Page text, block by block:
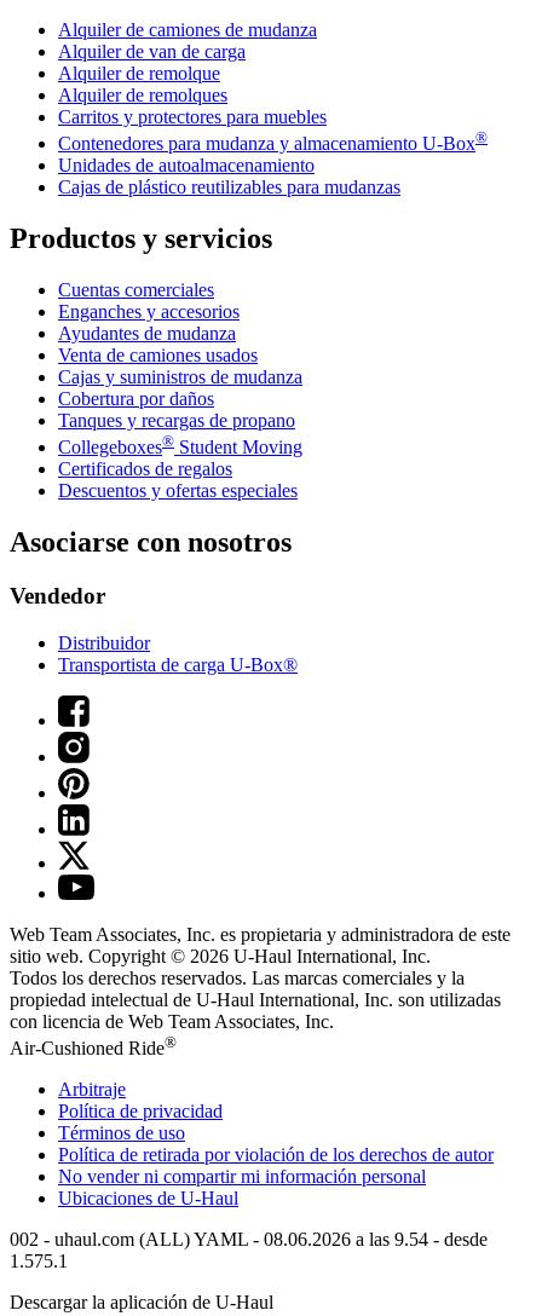
Alquiler de camiones de mudanza
Alquiler de van de carga
Alquiler de remolque
Alquiler de remolques
Carritos y protectores para muebles
Contenedores para mudanza y almacenamiento U-Box®
Unidades de autoalmacenamiento
Cajas de plástico reutilizables para mudanzas
Productos y servicios
Cuentas comerciales
Enganches y accesorios
Ayudantes de mudanza
Venta de camiones usados
Cajas y suministros de mudanza
Cobertura por daños
Tanques y recargas de propano
Collegeboxes® Student Moving
Certificados de regalos
Descuentos y ofertas especiales
Asociarse con nosotros
Vendedor
Distribuidor
Transportista de carga U-Box®
Web Team Associates, Inc. es propietaria y administradora de este
sitio web. Copyright © 2026 U-Haul International, Inc.
Todos los derechos reservados. Las marcas comerciales y la
propiedad intelectual de U-Haul International, Inc. son utilizadas
con licencia de Web Team Associates, Inc.
Air-Cushioned Ride®
Arbitraje
Política de privacidad
Términos de uso
Política de retirada por violación de los derechos de autor
No vender ni compartir mi información personal
Ubicaciones de U-Haul
002 - uhaul.com (ALL) YAML - 08.06.2026 a las 9.54 - desde
1.575.1
Descargar la aplicación de U-Haul